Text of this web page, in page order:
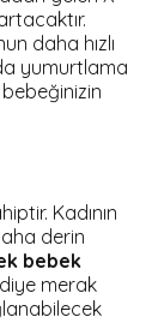
daha hızlı
yumurtlama
Kadının
derin
bebek
merak